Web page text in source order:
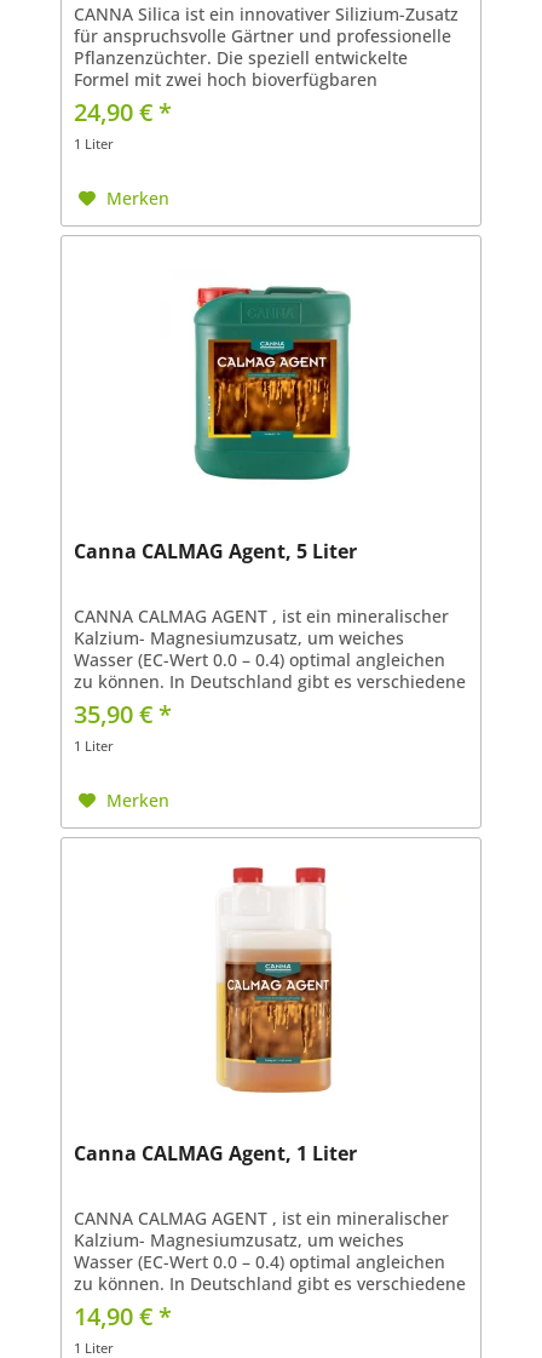
CANNA Silica ist ein innovativer Silizium-Zusatz
für anspruchsvolle Gärtner und professionelle
Pflanzenzüchter. Die speziell entwickelte
Formel mit zwei hoch bioverfügbaren
Siliziumformen stärkt Pflanzen von innen
heraus und unterstützt...
24,90 € *
1 Liter
Merken
Canna CALMAG Agent, 5 Liter
CANNA CALMAG AGENT , ist ein mineralischer
Kalzium- Magnesiumzusatz, um weiches
Wasser (EC-Wert 0.0 – 0.4) optimal angleichen
zu können. In Deutschland gibt es verschiedene
Typen von Wasser: Weiches Wasser: EC-Wert
Normales Wasser:...
35,90 € *
1 Liter
Merken
Canna CALMAG Agent, 1 Liter
CANNA CALMAG AGENT , ist ein mineralischer
Kalzium- Magnesiumzusatz, um weiches
Wasser (EC-Wert 0.0 – 0.4) optimal angleichen
zu können. In Deutschland gibt es verschiedene
Typen von Wasser: Weiches Wasser: EC-Wert
Normales Wasser:...
14,90 € *
1 Liter